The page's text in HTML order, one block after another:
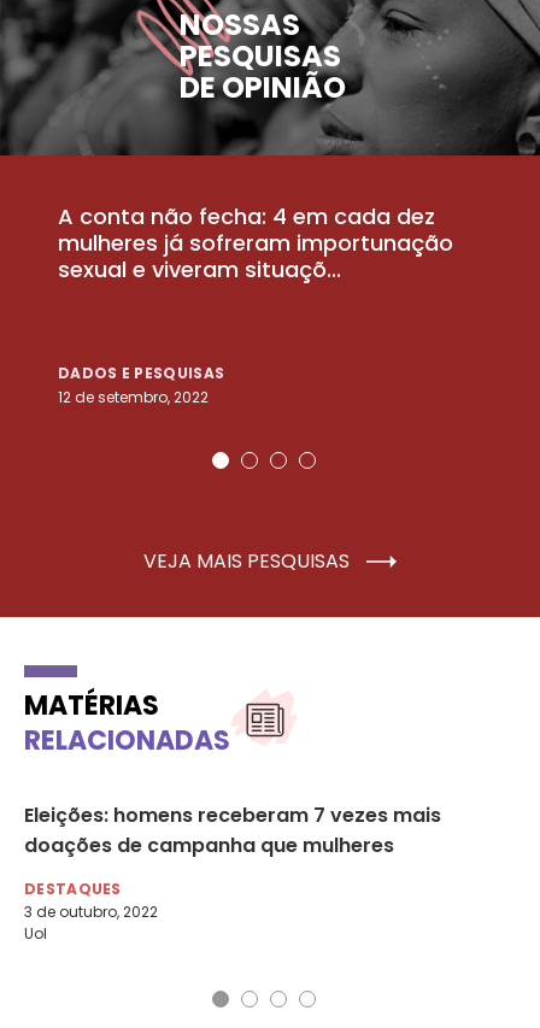
NOSSAS
PESQUISAS
DE OPINIÃO
A conta não fecha: 4 em cada dez
mulheres já sofreram importunação
sexual e viveram situaçõ...
DADOS E PESQUISAS
12 de setembro, 2022
VEJA MAIS PESQUISAS
MATÉRIAS
RELACIONADAS
Eleições: homens receberam 7 vezes mais
doações de campanha que mulheres
DESTAQUES
3 de outubro, 2022
Uol